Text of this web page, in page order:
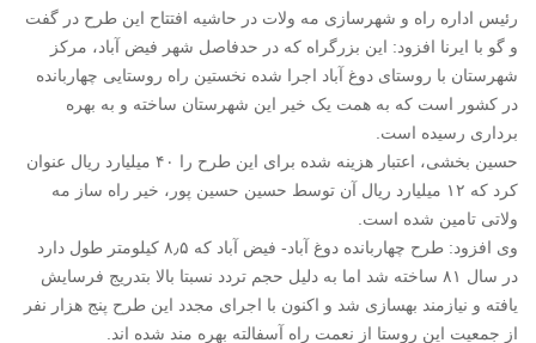
رئیس اداره راه و شهرسازی مه ولات در حاشیه افتتاح این طرح در گفت
و گو با ایرنا افزود: این بزرگراه که در حدفاصل شهر فیض آباد، مرکز
شهرستان با روستای دوغ آباد اجرا شده نخستین راه روستایی چهاربانده
در کشور است که به همت یک خیر این شهرستان ساخته و به بهره
برداری رسیده است.
حسین بخشی، اعتبار هزینه شده برای این طرح را ۴۰ میلیارد ریال عنوان
کرد که ۱۲ میلیارد ریال آن توسط حسین حسین پور، خیر راه ساز مه
ولاتی تامین شده است.
وی افزود: طرح چهاربانده دوغ آباد- فیض آباد که ۸٫۵ کیلومتر طول دارد
در سال ۸۱ ساخته شد اما به دلیل حجم تردد نسبتا بالا بتدریج فرسایش
یافته و نیازمند بهسازی شد و اکنون با اجرای مجدد این طرح پنج هزار نفر
از جمعیت این روستا از نعمت راه آسفالته بهره مند شده اند.